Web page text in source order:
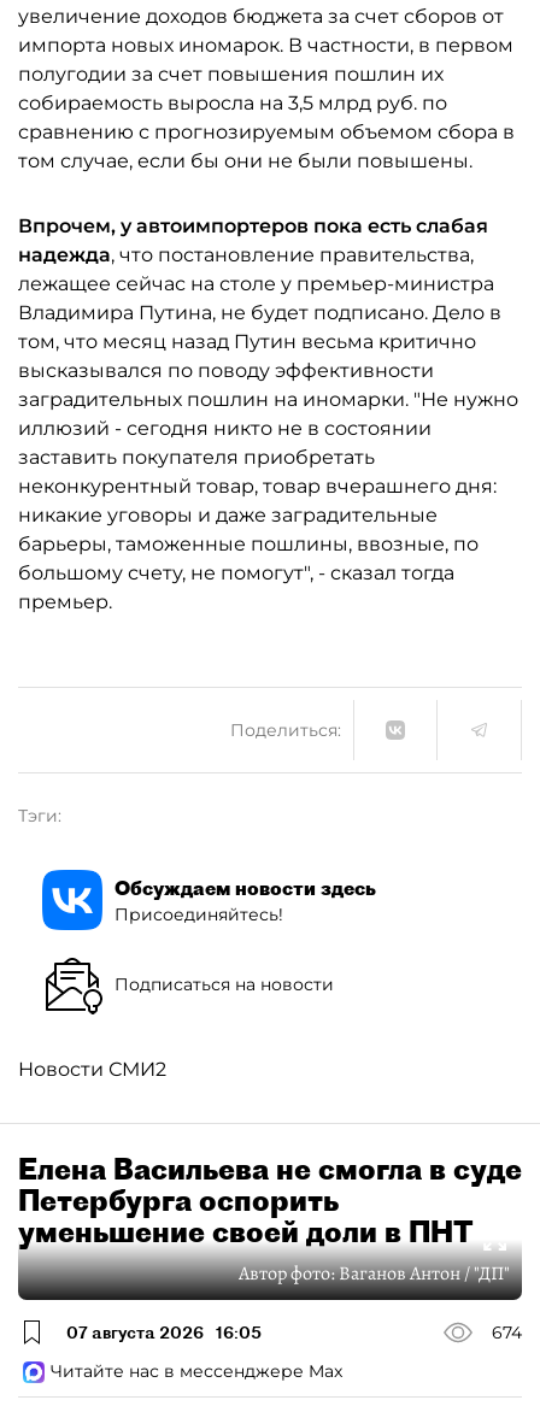
увеличение доходов бюджета за счет сборов от
импорта новых иномарок. В частности, в первом
полугодии за счет повышения пошлин их
собираемость выросла на 3,5 млрд руб. по
сравнению с прогнозируемым объемом сбора в
том случае, если бы они не были повышены.
Впрочем, у автоимпортеров пока есть слабая
надежда, что постановление правительства,
лежащее сейчас на столе у премьер-министра
Владимира Путина, не будет подписано. Дело в
том, что месяц назад Путин весьма критично
высказывался по поводу эффективности
заградительных пошлин на иномарки. "Не нужно
иллюзий - сегодня никто не в состоянии
заставить покупателя приобретать
неконкурентный товар, товар вчерашнего дня:
никакие уговоры и даже заградительные
барьеры, таможенные пошлины, ввозные, по
большому счету, не помогут", - сказал тогда
премьер.
Поделиться:
Тэги:
Обсуждаем новости здесь
Присоединяйтесь!
Подписаться на новости
Новости СМИ2
Елена Васильева не смогла в суде
Петербурга оспорить
уменьшение своей доли в ПНТ
Автор фото:Ваганов Антон / "ДП"
07 августа 2026 16:05
674
Читайте нас в мессенджере Max